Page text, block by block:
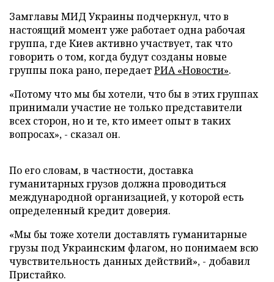
Замглавы МИД Украины подчеркнул, что в
настоящий момент уже работает одна рабочая
группа, где Киев активно участвует, так что
говорить о том, когда будут созданы новые
группы пока рано,передаетРИА «Новости».
«Потому что мы бы хотели, что бы в этих группах
принимали участие не только представители
всех сторон, но и те, кто имеет опыт в таких
вопросах», - сказал он.
По его словам, в частности, доставка
гуманитарных грузов должна проводиться
международной организацией, у которой есть
определенный кредит доверия.
«Мы бы тоже хотели доставлять гуманитарные
грузы под Украинским флагом, но понимаем всю
чувствительность данных действий», - добавил
Пристайко.